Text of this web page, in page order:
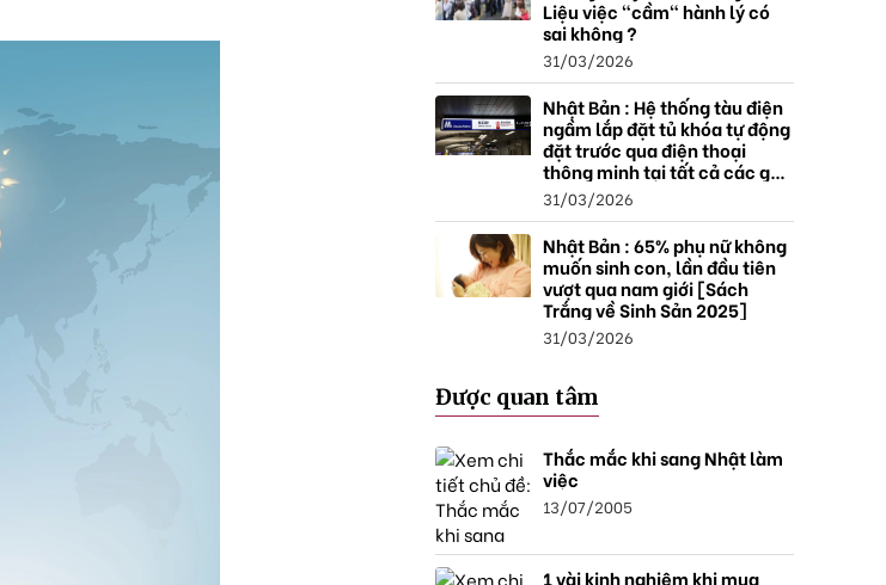
Liệu việc "cầm" hành lý có
sai không ?
31/03/2026
Nhật Bản : Hệ thống tàu điện
ngầm lắp đặt tủ khóa tự động
đặt trước qua điện thoại
thông minh tại tất cả các ga ,
mở rộng mạng lưới do nhu
cầu tăng.
31/03/2026
Nhật Bản : 65% phụ nữ không
muốn sinh con, lần đầu tiên
vượt qua nam giới [Sách
Trắng về Sinh Sản 2025]
31/03/2026
Được quan tâm
Thắc mắc khi sang Nhật làm
việc
13/07/2005
1 vài kinh nghiệm khi mua